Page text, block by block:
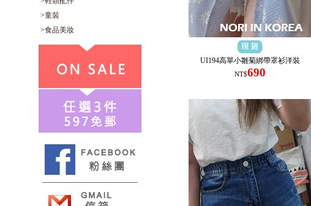
>童裝
>食品美妝
UI194高單小雛菊綁帶罩衫洋裝
NT$690